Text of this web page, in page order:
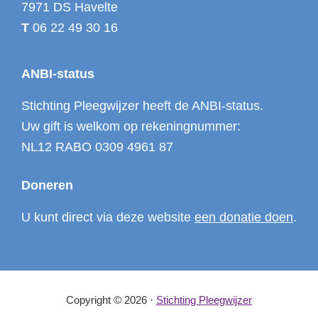
7971 DS Havelte
T 06 22 49 30 16
ANBI-status
Stichting Pleegwijzer heeft de ANBI-status.
Uw gift is welkom op rekeningnummer:
NL12 RABO 0309 4961 87
Doneren
U kunt direct via deze website een donatie doen.
Copyright © 2026 · Stichting Pleegwijzer